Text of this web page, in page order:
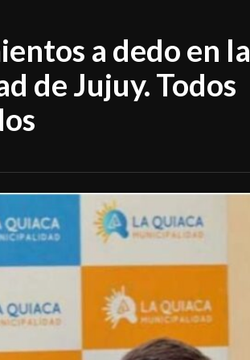
a dedo en la
de Jujuy. Todos